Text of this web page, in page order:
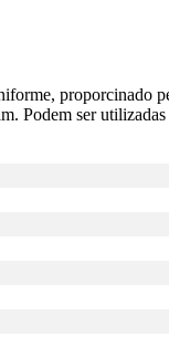
Podem ser